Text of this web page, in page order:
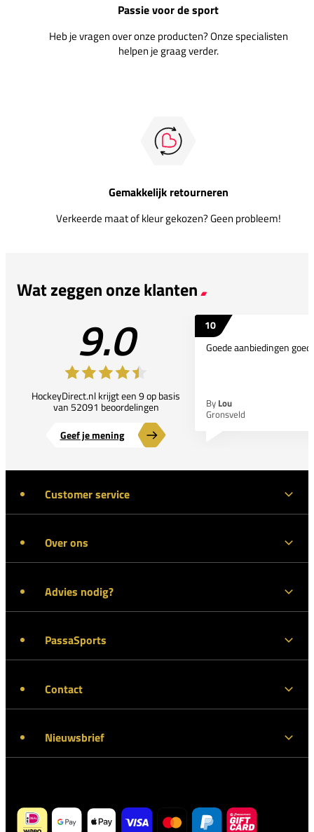
Passie voor de sport
Heb je vragen over onze producten? Onze specialisten
helpen je graag verder.
Gemakkelijk retourneren
Verkeerde maat of kleur gekozen? Geen probleem!
Wat zeggen onze klanten
9.0
HockeyDirect.nl krijgt een 9 op basis
van 52091 beoordelingen
Geef je mening
10
Goede aanbiedingen
By Lou
Gronsveld
Customer service
Over ons
Advies nodig?
PassaSports
Contact
Nieuwsbrief